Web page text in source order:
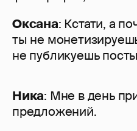
Оксана: Кстати, а
ты не
не публикуешь
Ника: Мне в день
предложений.